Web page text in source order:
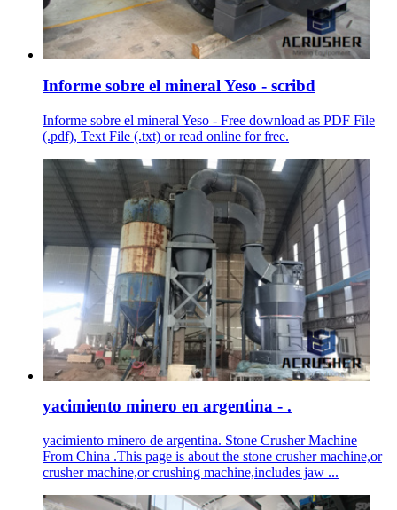
Informe sobre el mineral Yeso - scribd
Informe sobre el mineral Yeso - Free download as PDF File
(.pdf), Text File (.txt) or read online for free.
yacimiento minero en argentina - .
yacimiento minero de argentina. Stone Crusher Machine
From China .This page is about the stone crusher machine,or
crusher machine,or crushing machine,includes jaw ...